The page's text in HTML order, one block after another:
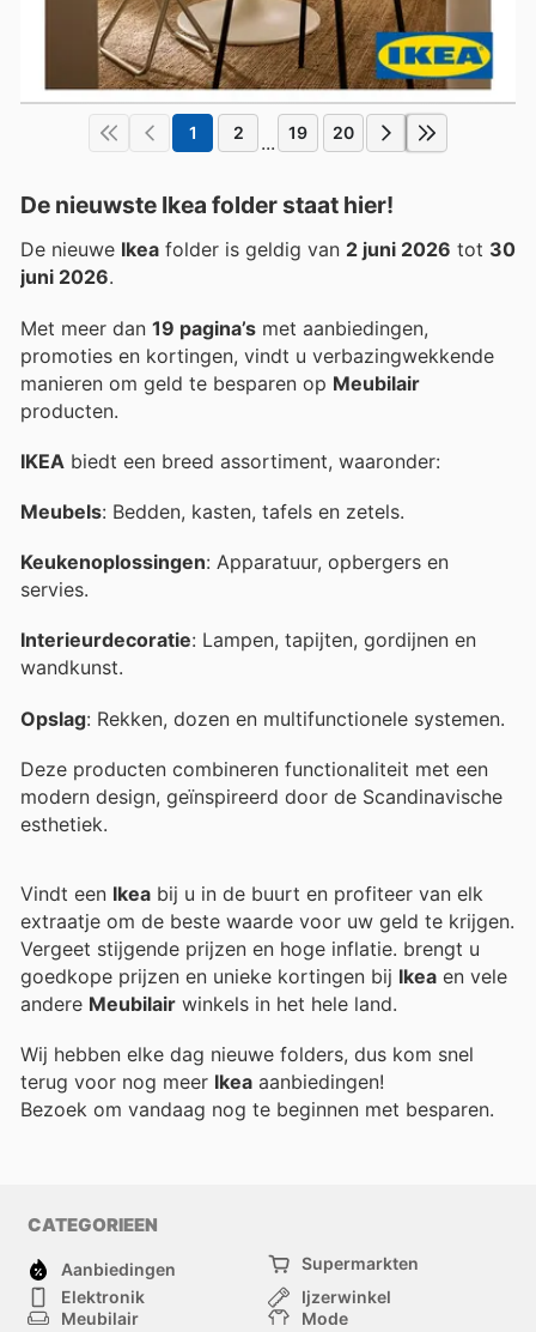
1 2 ... 19 20
De nieuwste Ikea folder staat hier!
De nieuwe Ikea folder is geldig van 2 juni 2026 tot 30
juni 2026.
Met meer dan 19 pagina’s met aanbiedingen,
promoties en kortingen, vindt u verbazingwekkende
manieren om geld te besparen op Meubilair
producten.
IKEA biedt een breed assortiment, waaronder:
Meubels: Bedden, kasten, tafels en zetels.
Keukenoplossingen: Apparatuur, opbergers en
servies.
Interieurdecoratie: Lampen, tapijten, gordijnen en
wandkunst.
Opslag: Rekken, dozen en multifunctionele systemen.
Deze producten combineren functionaliteit met een
modern design, geïnspireerd door de Scandinavische
esthetiek.
Vindt een Ikea bij u in de buurt en profiteer van elk
extraatje om de beste waarde voor uw geld te krijgen.
Vergeet stijgende prijzen en hoge inflatie. brengt u
goedkope prijzen en unieke kortingen bij Ikea en vele
andere Meubilair winkels in het hele land.
Wij hebben elke dag nieuwe folders, dus kom snel
terug voor nog meer Ikea aanbiedingen!
Bezoek om vandaag nog te beginnen met besparen.
CATEGORIEEN
Aanbiedingen
Supermarkten
Elektronik
Ijzerwinkel
Meubilair
Mode